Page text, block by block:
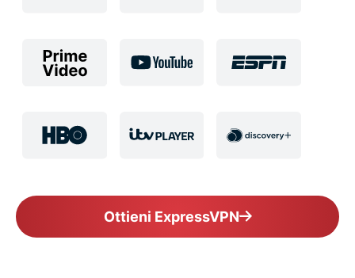
Ottieni ExpressVPN